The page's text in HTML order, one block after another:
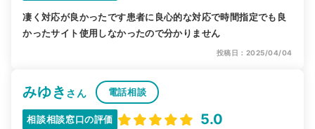
凄く対応が良かったです患者に良心的な対応で時間指定でも良
かったサイト使用しなかったので分かりません
投稿日：2025/04/04
みゆき さん 電話相談
相談相談窓口の評価 5.0